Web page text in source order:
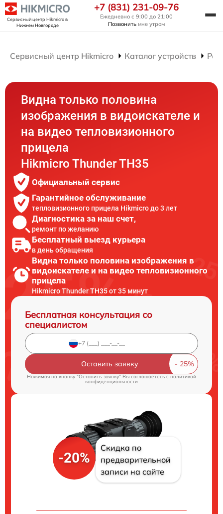
Сервисный центр Hikmicroв
Нижнем Новгороде
+7 (831) 231-09-76
Ежедневно с 9:00 до 21:00
Позвонить мне утром
Сервисный центр Hikmicro Каталог устройств
Видна только половина
изображения в видоискателе и
на видео тепловизионного
прицела
Hikmicro Thunder TH35
Официальный сервис
Гарантийное обслуживание
тепловизионного прицела Hikmicro до 3 лет
Диагностика за наш счет,
ремонт по желанию
Бесплатный выезд курьера
в день обращения
Видна только половина изображения в
видоискателе и на видео тепловизионного
прицела
Hikmicro Thunder TH35 от 35 минут
Бесплатная консультация со
специалистом
Оставить заявку
Нажимая на кнопку "Оставить заявку" Вы соглашаетесь cполитикой
конфиденциальности
-20%
Скидка по
предварительной
записи на сайте